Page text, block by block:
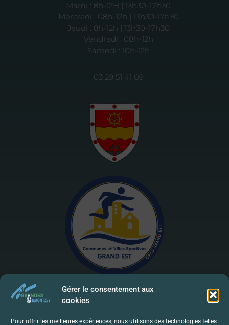
Gérer le consentement aux
cookies
Pour offrir les meilleures expériences, nous utilisons des technologies telles
Mardi : 8h-12H | 13h30-17h30
Mercredi : 08h-12h | 13h30-17h30
Jeudi : 8h-12h | 13h30-17h30
Vendredi : 08h-12h
Samedi : 10h-12h
03 29 51 41 09
Mentions Légales | RGPD